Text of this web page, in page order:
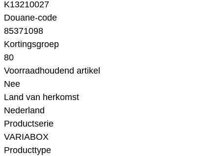
K13210027
Douane-code
85371098
Kortingsgroep
80
Voorraadhoudend artikel
Nee
Land van herkomst
Nederland
Productserie
VARIABOX
Producttype